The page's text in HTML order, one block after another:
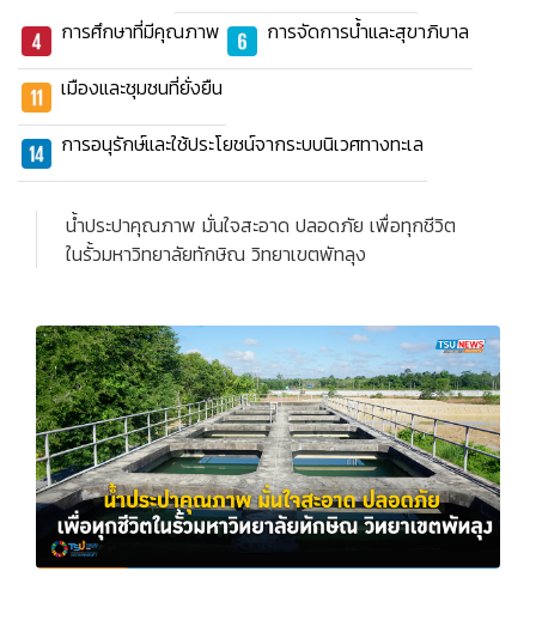
การศึกษาที่มีคุณภาพ การจัดการน้ำและสุขาภิบาล
เมืองและชุมชนที่ยั่งยืน
การอนุรักษ์และใช้ประโยชน์จากระบบนิเวศทางทะเล
น้ำประปาคุณภาพ มั่นใจสะอาด ปลอดภัย เพื่อทุกชีวิต
ในรั้วมหาวิทยาลัยทักษิณ วิทยาเขตพัทลุง